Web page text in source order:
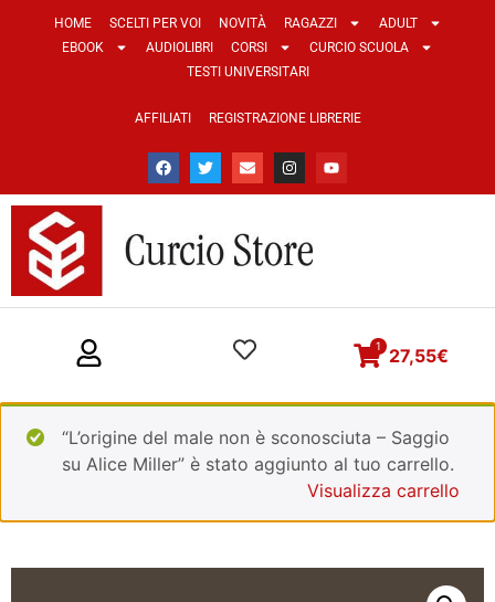
HOME SCELTI PER VOI NOVITÀ RAGAZZI
ADULT
EBOOK
AUDIOLIBRI CORSI
CURCIO SCUOLA
TESTI UNIVERSITARI
AFFILIATI REGISTRAZIONE LIBRERIE
27,55€
1
“L’origine del male non è sconosciuta – Saggio
su Alice Miller” è stato aggiunto al tuo carrello.
Visualizza carrello